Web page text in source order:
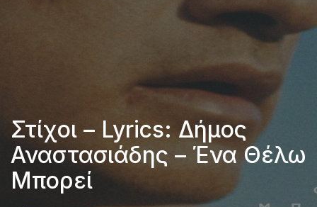
Στίχοι – Lyrics: Δήμος
Αναστασιάδης – Ένα Θέλω
Μπορεί